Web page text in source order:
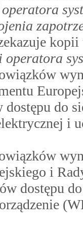
dostępu do
i
i
dostępu